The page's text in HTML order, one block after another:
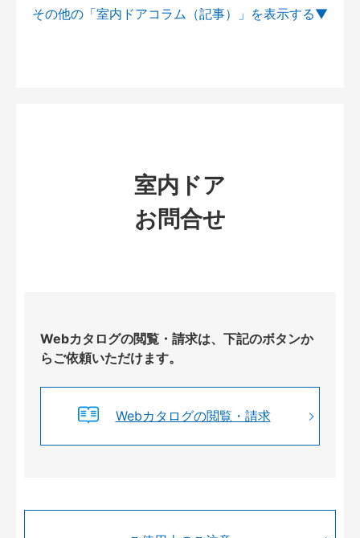
その他の「室内ドアコラム（記事）」を
室内ドア
お問合せ
Webカタログの閲覧・請求は、下記のボタンか
らご依頼いただけます。
Webカタログの閲覧・請求